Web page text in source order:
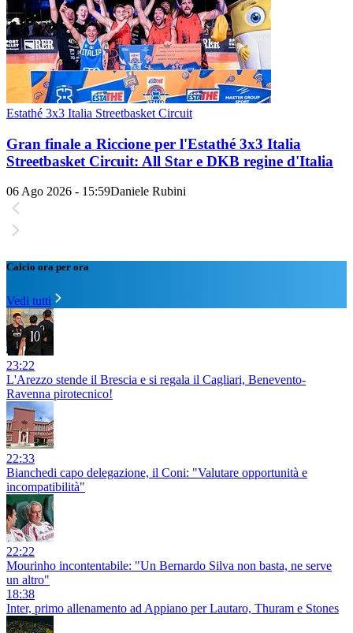
Estathé 3x3 Italia Streetbasket Circuit
Gran finale a Riccione per l'Estathé 3x3 Italia
Streetbasket Circuit: All Star e DKB regine d'Italia
06 Ago 2026 - 15:59Daniele Rubini
Calcio ora per ora
Vedi tutti
23:22
L'Arezzo stende il Brescia e si regala il Cagliari, Benevento-
Ravenna pirotecnico!
22:33
Bianchedi capo delegazione, il Coni: "Valutare opportunità e
incompatibilità"
22:22
Mourinho incontentabile: "Un Bernardo Silva non basta, ne serve
un altro"
18:38
Inter, primo allenamento ad Appiano per Lautaro, Thuram e Stones